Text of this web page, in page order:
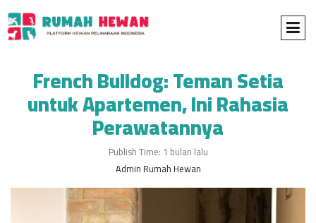
French Bulldog: Teman Setia
untuk Apartemen, Ini Rahasia
Perawatannya
Publish Time: 1 bulan lalu
Admin Rumah Hewan